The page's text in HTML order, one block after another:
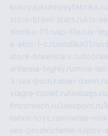
kuhnyaykuhnyayfabrika.ru
store-brawl-stars.rukts-
sindika-01.rusp-life.rux-
e-abis-1-c.rusindika01.ru
store-brawlstars.ru
antenna-highly.ru mine-
3-sex-porn.ruban-damn.ru
viagra-tablet.rufasbags.ru
fincontech.ru3sexporn.ru
rebus-toys.ru minelab-
seo-prodvizhenie-sajtov-